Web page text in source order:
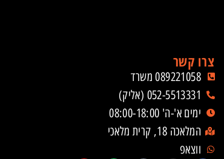
צרו קשר
089221058 משרד
052-5513331 (אליק)
ימים א'-ה' 08:00-18:00
המלאכה 18, קרית מלאכי
ווצאפ